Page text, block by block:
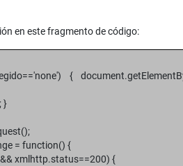
en este fragmento de código:
{
}
= function() {
xmlhttp.status==200) {